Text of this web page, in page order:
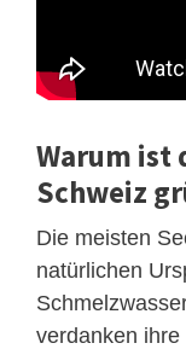
Warum ist
Schweiz
Die meisten
natürlichen
verdanken